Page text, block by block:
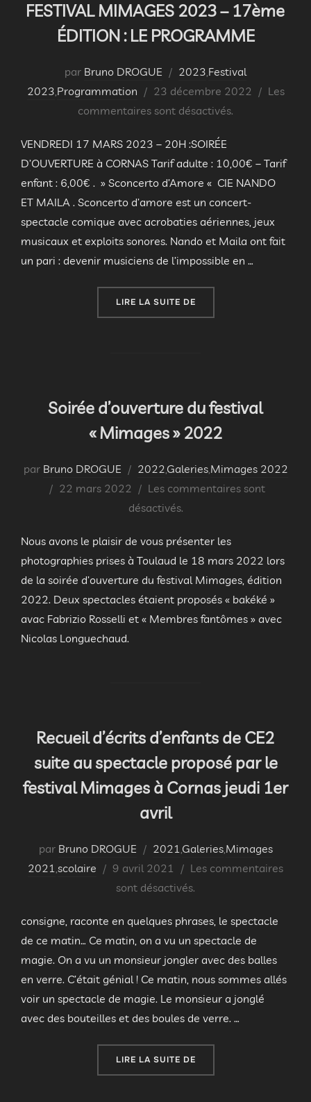
FESTIVAL MIMAGES 2023 – 17ème
ÉDITION : LE PROGRAMME
par Bruno DROGUE 2023,Festival
2023,Programmation
Publié
le
23 décembre 2022
Les
commentaires sont désactivés.
VENDREDI 17 MARS 2023 – 20H :SOIRÉE
D’OUVERTURE à CORNAS Tarif adulte : 10,00€ – Tarif
enfant : 6,00€ . » Sconcerto d’Amore « CIE NANDO
ET MAILA . Sconcerto d’amore est un concert-
spectacle comique avec acrobaties aériennes, jeux
musicaux et exploits sonores. Nando et Maila ont fait
un pari : devenir musiciens de l’impossible en …
LIRE LA SUITE DE« FESTIVAL MIMAGES
Soirée d’ouverture du festival
« Mimages » 2022
par Bruno DROGUE 2022,Galeries,Mimages 2022
Publié
22 mars 2022
Les commentaires sont
désactivés.
Nous avons le plaisir de vous présenter les
photographies prises à Toulaud le 18 mars 2022 lors
de la soirée d’ouverture du festival Mimages, édition
2022. Deux spectacles étaient proposés « bakéké »
avac Fabrizio Rosselli et « Membres fantômes » avec
Nicolas Longuechaud.
Recueil d’écrits d’enfants de CE2
suite au spectacle proposé par le
festival Mimages à Cornas jeudi 1er
avril
par Bruno DROGUE 2021,Galeries,Mimages
2021,scolaire
Publié
le
9 avril 2021
Les commentaires
sont désactivés.
consigne, raconte en quelques phrases, le spectacle
de ce matin… Ce matin, on a vu un spectacle de
magie. On a vu un monsieur jongler avec des balles
en verre. C’était génial ! Ce matin, nous sommes allés
voir un spectacle de magie. Le monsieur a jonglé
avec des bouteilles et des boules de verre. …
LIRE LA SUITE DE« RECUEIL D’ÉCRITS